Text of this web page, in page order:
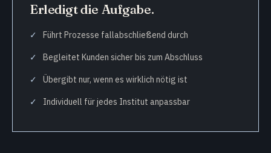
Erledigt die Aufgabe.
Führt Prozesse fallabschließend durch
Begleitet Kunden sicher bis zum Abschluss
Übergibt nur, wenn es wirklich nötig ist
Individuell für jedes Institut anpassbar